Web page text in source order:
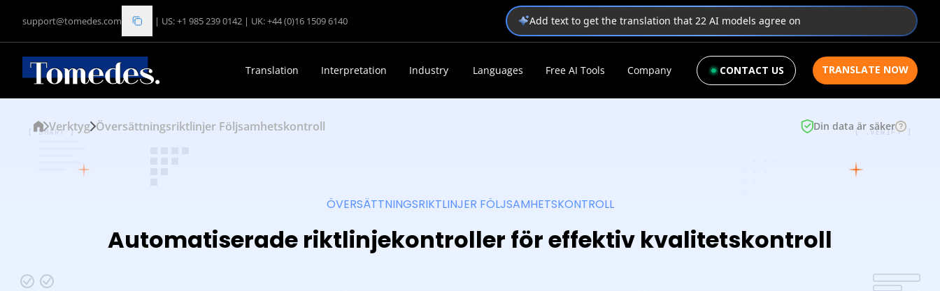
support@tomedes.com | US: +1 985 239 0142 | UK: +44 (0)16 1509 6140 Add text to get the translation that 22 AI models agree on
Translation Interpretation Industry Languages Free AI Tools Company CONTACT US TRANSLATE NOW
[ SMART ] [ .VERIFY ]
Verktyg Översättningsriktlinjer Följsamhetskontroll Din data är säker
ÖVERSÄTTNINGSRIKTLINJER FÖLJSAMHETSKONTROLL
Automatiserade riktlinjekontroller för effektiv kvalitetskontroll